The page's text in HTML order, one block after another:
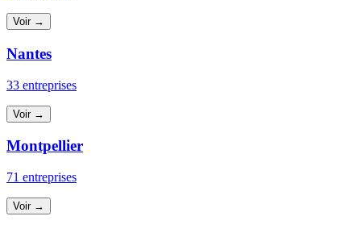
Voir →
Nantes
33 entreprises
Voir →
Montpellier
71 entreprises
Voir →